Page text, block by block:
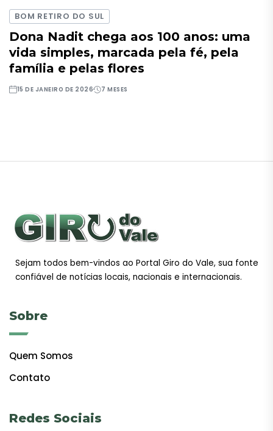
BOM RETIRO DO SUL
Dona Nadit chega aos 100 anos: uma
vida simples, marcada pela fé, pela
família e pelas flores
15 DE JANEIRO DE 2026 7 MESES
Sejam todos bem-vindos ao Portal Giro do Vale, sua fonte
confiável de notícias locais, nacionais e internacionais.
Sobre
Quem Somos
Contato
Redes Sociais